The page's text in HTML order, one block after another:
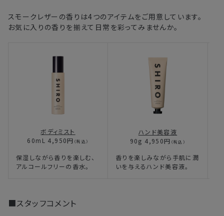
スモークレザーの香りは4つのアイテムをご用意しています。
お気に入りの香りを揃えて日常を彩ってみませんか。
ボディミスト
60mL 4,950円 （税込）
保湿しながら香りを楽しむ、
アルコールフリーの香水。
ハンド美容液
90g 4,950円 （税込）
香りを楽しみながら手肌に潤
いを与えるハンド美容液。
■スタッフコメント